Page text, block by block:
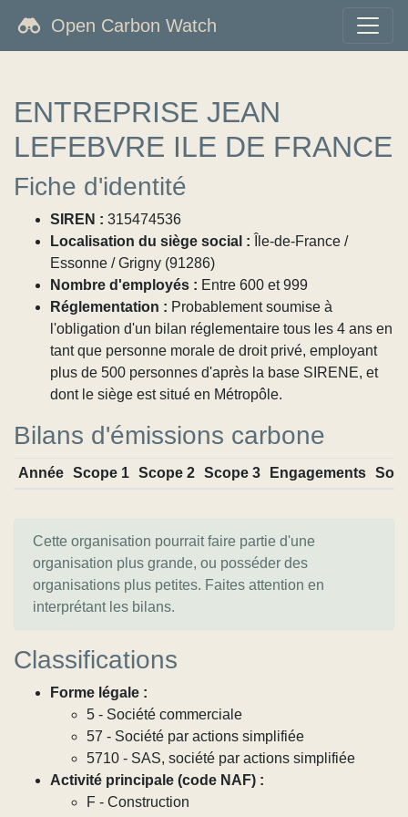
Open Carbon Watch
ENTREPRISE JEAN
LEFEBVRE ILE DE FRANCE
Fiche d'identité
SIREN : 315474536
Localisation du siège social : Île-de-France /
Essonne / Grigny (91286)
Nombre d'employés : Entre 600 et 999
Réglementation : Probablement soumise à
l'obligation d'un bilan réglementaire tous les 4 ans en
tant que personne morale de droit privé, employant
plus de 500 personnes d'après la base SIRENE, et
dont le siège est situé en Métropôle.
Bilans d'émissions carbone
Année Scope 1 Scope 2 Scope 3 Engagements
Cette organisation pourrait faire partie d'une
organisation plus grande, ou posséder des
organisations plus petites. Faites attention en
interprétant les bilans.
Classifications
Forme légale :
5 - Société commerciale
57 - Société par actions simplifiée
5710 - SAS, société par actions simplifiée
Activité principale (code NAF) :
F - Construction